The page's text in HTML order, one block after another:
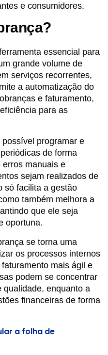
e consumidores.
essencial para
grande volume de
serviços recorrentes,
a automatização do
e faturamento,
para as
programar e
de forma
erros manuais e
sejam realizados de
só facilita a gestão
também melhora a
que ele seja
oportuna.
se torna uma
os processos internos
mais ágil e
podem se concentrar
qualidade, enquanto a
financeiras de forma
a folha de